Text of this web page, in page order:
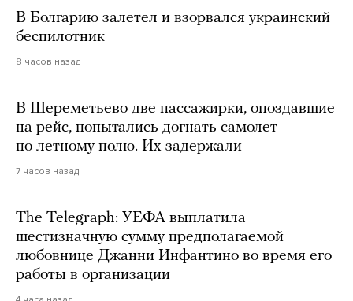
В Болгарию залетел и взорвался украинский
беспилотник
8 часов назад
В Шереметьево две пассажирки, опоздавшие
на рейс, попытались догнать самолет
по летному полю. Их задержали
7 часов назад
The Telegraph: УЕФА выплатила
шестизначную сумму предполагаемой
любовнице Джанни Инфантино во время его
работы в организации